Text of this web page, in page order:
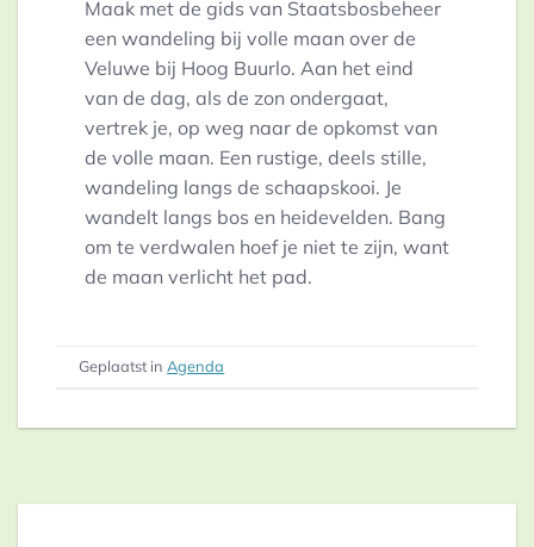
Maak met de gids van Staatsbosbeheer
een wandeling bij volle maan over de
Veluwe bij Hoog Buurlo. Aan het eind
van de dag, als de zon ondergaat,
vertrek je, op weg naar de opkomst van
de volle maan. Een rustige, deels stille,
wandeling langs de schaapskooi. Je
wandelt langs bos en heidevelden. Bang
om te verdwalen hoef je niet te zijn, want
de maan verlicht het pad.
Geplaatst inAgenda